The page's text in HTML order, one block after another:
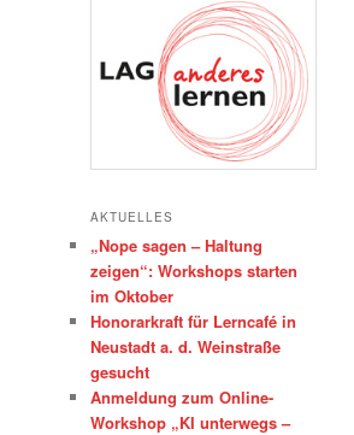
AKTUELLES
„Nope sagen – Haltung
zeigen“: Workshops starten
im Oktober
Honorarkraft für Lerncafé in
Neustadt a. d. Weinstraße
gesucht
Anmeldung zum Online-
Workshop „KI unterwegs –